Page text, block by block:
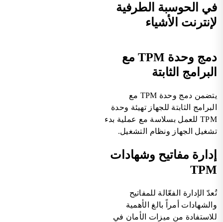
في الحوسبة الطرفية
لإنترنت الأشياء
دمج وحدة TPM مع
البرامج الثابتة
يتضمن دمج وحدة TPM مع
البرامج الثابتة للجهاز تهيئة وحدة
TPM للعمل بسلاسة مع عملية بدء
تشغيل الجهاز ونظام التشغيل.
إدارة مفاتيح وشهادات
TPM
تُعدّ الإدارة الفعّالة للمفاتيح
والشهادات أمراً بالغ الأهمية
للاستفادة من ميزات الأمان في